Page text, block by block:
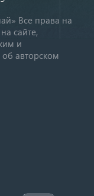
Все права на
сайте,
и
авторском